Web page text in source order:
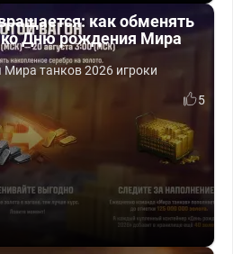
как обменять
ко Дню рождения Мира
танков 2026 игроки
5